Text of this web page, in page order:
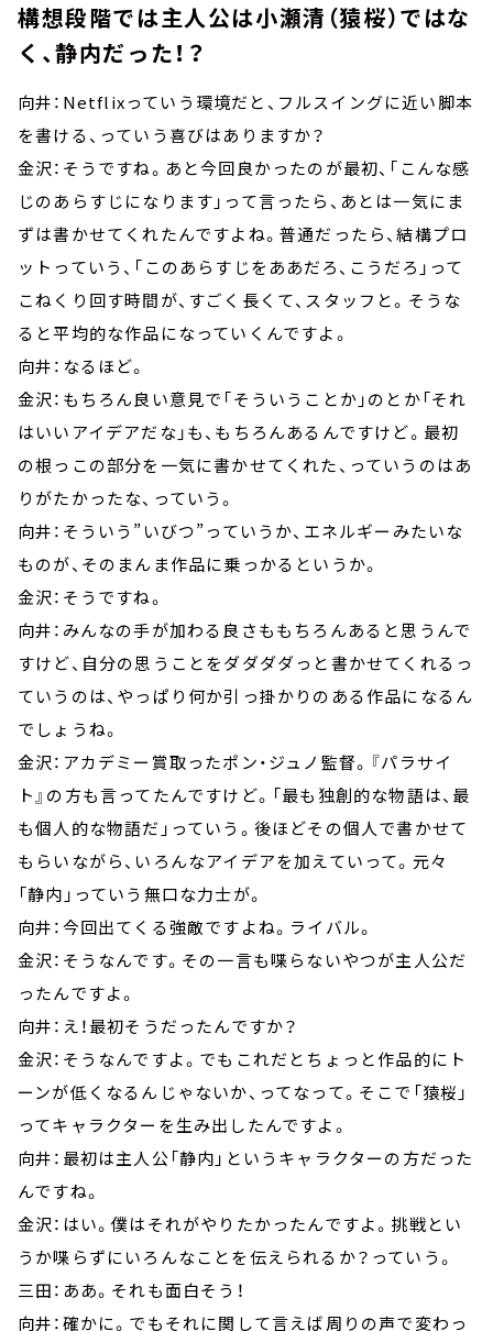
構想段階では主人公は小瀬清（猿桜）ではな
く、静内だった！？
向井：Netflixっていう環境だと、フルスイングに近い脚本
を書ける、っていう喜びはありますか？
金沢：そうですね。あと今回良かったのが最初、「こんな感
じのあらすじになります」って言ったら、あとは一気にま
ずは書かせてくれたんですよね。普通だったら、結構プロ
ットっていう、「このあらすじをああだろ、こうだろ」って
こねくり回す時間が、すごく長くて、スタッフと。そうな
ると平均的な作品になっていくんですよ。
向井：なるほど。
金沢：もちろん良い意見で「そういうことか」のとか「それ
はいいアイデアだな」も、もちろんあるんですけど。最初
の根っこの部分を一気に書かせてくれた、っていうのはあ
りがたかったな、っていう。
向井：そういう”いびつ”っていうか、エネルギーみたいな
ものが、そのまんま作品に乗っかるというか。
金沢：そうですね。
向井：みんなの手が加わる良さももちろんあると思うんで
すけど、自分の思うことをダダダダっと書かせてくれるっ
ていうのは、やっぱり何か引っ掛かりのある作品になるん
でしょうね。
金沢：アカデミー賞取ったポン・ジュノ監督。『パラサイ
ト』の方も言ってたんですけど。「最も独創的な物語は、最
も個人的な物語だ」っていう。後ほどその個人で書かせて
もらいながら、いろんなアイデアを加えていって。元々
「静内」っていう無口な力士が。
向井：今回出てくる強敵ですよね。ライバル。
金沢：そうなんです。その一言も喋らないやつが主人公だ
ったんですよ。
向井：え！最初そうだったんですか？
金沢：そうなんですよ。でもこれだとちょっと作品的にト
ーンが低くなるんじゃないか、ってなって。そこで「猿桜」
ってキャラクターを生み出したんですよ。
向井：最初は主人公「静内」というキャラクターの方だった
んですね。
金沢：はい。僕はそれがやりたかったんですよ。挑戦とい
うか喋らずにいろんなことを伝えられるか？っていう。
三田：ああ。それも面白そう！
向井：確かに。でもそれに関して言えば周りの声で変わっ